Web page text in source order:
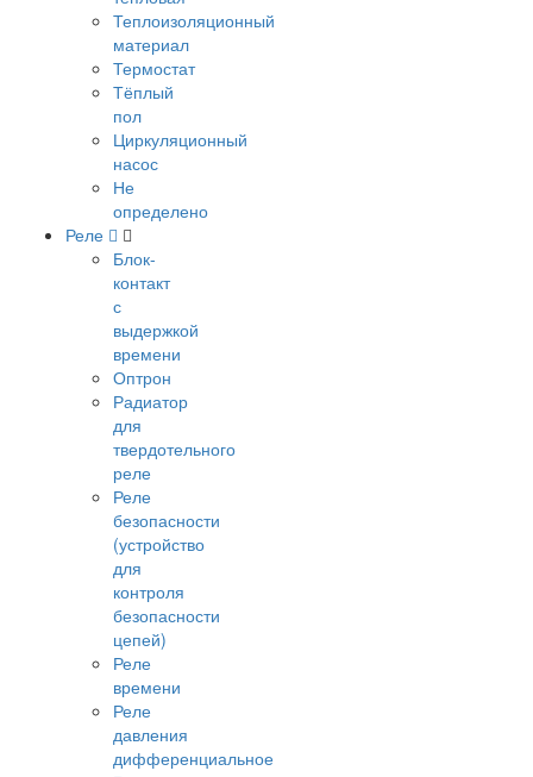
Теплоизоляционный
материал
Термостат
Тёплый
пол
Циркуляционный
насос
Не
определено
Реле
Блок-
контакт
с
выдержкой
времени
Оптрон
Радиатор
для
твердотельного
реле
Реле
безопасности
(устройство
для
контроля
безопасности
цепей)
Реле
времени
Реле
давления
дифференциальное